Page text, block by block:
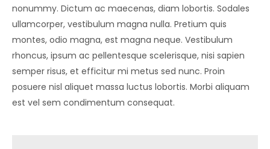
nonummy. Dictum ac maecenas, diam lobortis. Sodales
ullamcorper, vestibulum magna nulla. Pretium quis
montes, odio magna, est magna neque. Vestibulum
rhoncus, ipsum ac pellentesque scelerisque, nisi sapien
semper risus, et efficitur mi metus sed nunc. Proin
posuere nisl aliquet massa luctus lobortis. Morbi aliquam
est vel sem condimentum consequat.